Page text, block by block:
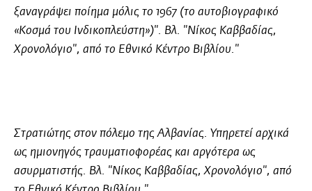
ξαναγράψει ποίημα μόλις το 1967 (το αυτοβιογραφικό
«Κοσμά του Ινδικοπλεύστη»)". Βλ. "Νίκος Καββαδίας,
Χρονολόγιο", από το Εθνικό Κέντρο Βιβλίου."
Στρατιώτης στον πόλεμο της Αλβανίας. Υπηρετεί αρχικά
ως ημιονηγός τραυματιοφορέας και αργότερα ως
ασυρματιστής. Βλ. "Νίκος Καββαδίας, Χρονολόγιο", από